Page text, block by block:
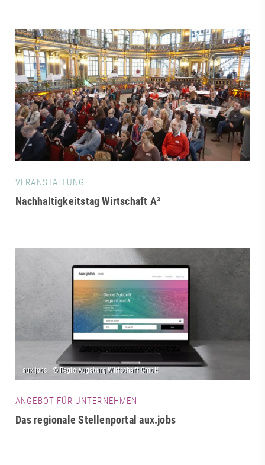
VERANSTALTUNG
Nachhaltigkeitstag Wirtschaft A³
ANGEBOT FÜR UNTERNEHMEN
Das regionale Stellenportal aux.jobs